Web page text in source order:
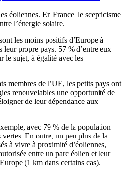
éoliennes. En France, le scepticisme
l’énergie solaire.
les moins positifs d’Europe à
leur propre pays. 57 % d’entre eux
le sujet, à égalité avec les
membres de l’UE, les petits pays ont
renouvelables une opportunité de
de leur dépendance aux
avec 79 % de la population
En outre, un peu plus de la
à vivre à proximité d’éoliennes,
entre un parc éolien et leur
(1 km dans certains cas).